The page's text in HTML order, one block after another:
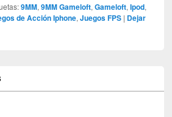
9MM,9MM Gameloft,Gameloft,Ipod,
de Acción Iphone,Juegos FPS | Dejar